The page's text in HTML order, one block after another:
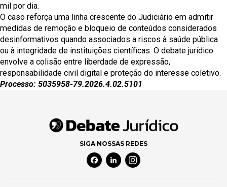
mil por dia.
O caso reforça uma linha crescente do Judiciário em admitir
medidas de remoção e bloqueio de conteúdos considerados
desinformativos quando associados a riscos à saúde pública
ou à integridade de instituições científicas. O debate jurídico
envolve a colisão entre liberdade de expressão,
responsabilidade civil digital e proteção do interesse coletivo.
Processo: 5035958-79.2026.4.02.5101
SIGA NOSSAS REDES
Facebook Social Media
Linkedin Social Media
Instagram Social Media